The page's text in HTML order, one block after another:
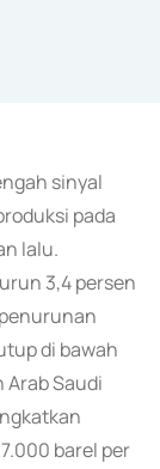
sinyal
pada
lalu.
3,4 persen
di bawah
Arab Saudi
barel per